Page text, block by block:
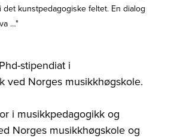
det kunstpedagogiske feltet. En dialog
…"
stipendiat i
ved Norges musikkhøgskole.
i musikkpedagogikk og
Norges musikkhøgskole og